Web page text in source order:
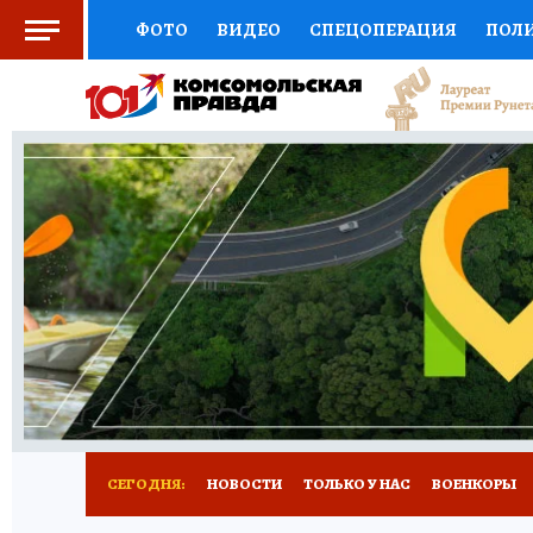
ФОТО ВИДЕО СПЕЦОПЕРАЦИЯ
СОЦПОДДЕРЖКА НАУКА СПОРТ
ВЫБОР ЭКСПЕРТОВ ДОКТОР
КНИЖНАЯ ПОЛКА ПРОГНОЗЫ НА СПОРТ
ПРЕСС-ЦЕНТР НЕДВИЖИМОСТЬ
РАДИО КП РЕКЛАМА ТЕСТЫ НОВОЕ
СЕГОДНЯ: НОВОСТИ ТОЛЬКО У НАС ВОЕНКОРЫ